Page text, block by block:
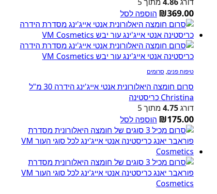
₪369.00 הוספה לסל
טיפוח פנים, סרומים
סרום חומצה היאלורונית אנטי אייג'ינג הידרה 30 מ"ל
Christina כריסטינה
דורג4.75 מתוך 5
₪175.00 הוספה לסל